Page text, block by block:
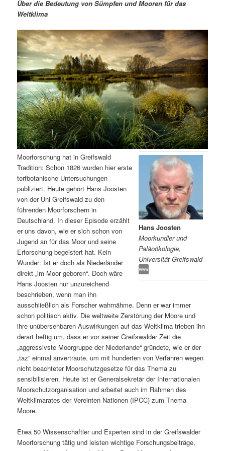
r
e
n
I
n
h
a
s
p
r
i
n
g
e
n
d
ä
r
e
n
I
n
l
t
s
p
r
i
n
g
e
n
n
a
g
a
t
i
o
n
Über die Bedeutung von Sümpfen und Mooren für das
Weltklima
Hans Joosten
Moorkundler und
Paläoökologie,
Universität Greifswald
Moorforschung hat in Greifswald
Tradition: Schon 1826 wurden hier erste
torfbotanische Untersuchungen
publiziert. Heute gehört Hans Joosten
von der Uni Greifswald zu den
führenden Moorforschern in
Deutschland. In dieser Episode erzählt
er uns davon, wie er sich schon von
Jugend an für das Moor und seine
Erforschung begeistert hat. Kein
Wunder: Ist er doch als Niederländer
direkt „im Moor geboren“. Doch wäre
Hans Joosten nur unzureichend
beschrieben, wenn man ihn
ausschließlich als Forscher wahrnähme. Denn er war immer
schon politisch aktiv. Die weltweite Zerstörung der Moore und
ihre unübersehbaren Auswirkungen auf das Weltklima trieben ihn
derart heftig um, dass er vor seiner Greifswalder Zeit die
„aggressivste Moorgruppe der Niederlande“ gründete, wie er der
„taz“ einmal anvertraute, um mit hunderten von Verfahren wegen
nicht beachteter Moorschutzgesetze für das Thema zu
sensibilisieren. Heute ist er Generalsekretär der Internationalen
Moorschutzorganisation und arbeitet auch im Rahmen des
Weltklimarates der Vereinten Nationen (IPCC) zum Thema
Moore.
Etwa 50 Wissenschaftler und Experten sind in der Greifswalder
Moorforschung tätig und leisten wichtige Forschungsbeiträge,